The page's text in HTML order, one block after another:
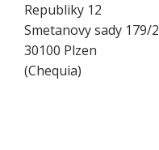
Republiky 12
Smetanovy sady 179/2
30100 Plzen
(Chequia)